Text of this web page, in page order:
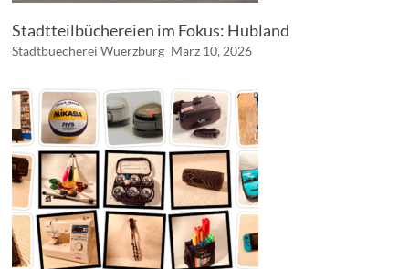
Stadtteilbüchereien im Fokus: Hubland
Stadtbuecherei Wuerzburg März 10, 2026